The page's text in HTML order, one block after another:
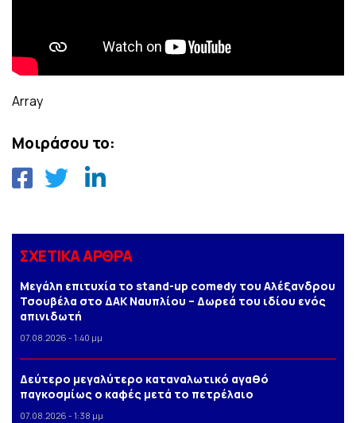
Array
Μοιράσου το:
ΣΧΕΤΙΚΑ ΑΡΘΡΑ
Μεγάλη επιτυχία το stand-up comedy του Αλέξανδρου
Τσουβέλα στο ΔΑΚ Ναυπλίου – Δωρεά του ιδίου ενός
απινιδωτή
07.08.2026 - 1:40 μμ
Δεύτερο μεγαλύτερο καταναλωτικό αγαθό
παγκοσμίως ο καφές μετά το πετρέλαιο
07.08.2026 - 1:38 μμ